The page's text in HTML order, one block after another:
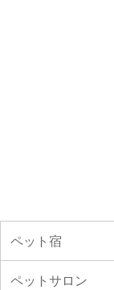
ペット宿
ペットサロン